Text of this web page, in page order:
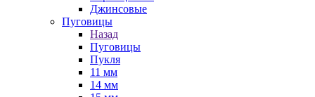
Джинсовые
Пуговицы
Назад
Пуговицы
Пукля
11 мм
14 мм